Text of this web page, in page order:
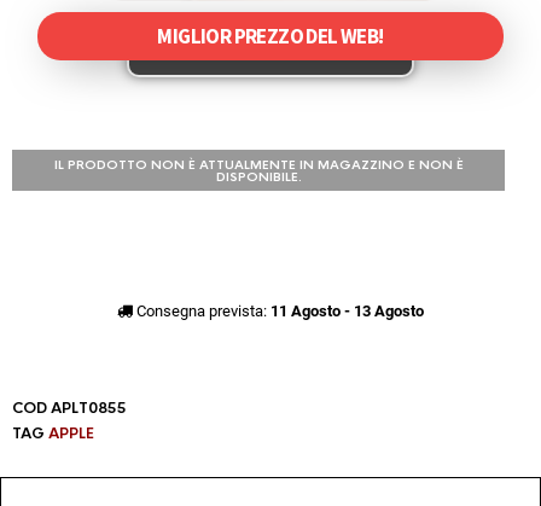
MIGLIOR PREZZO DEL WEB!
IL PRODOTTO NON È ATTUALMENTE IN MAGAZZINO E NON È
DISPONIBILE.
Consegna prevista: 11 Agosto - 13 Agosto
CODAPLT0855
TAG APPLE